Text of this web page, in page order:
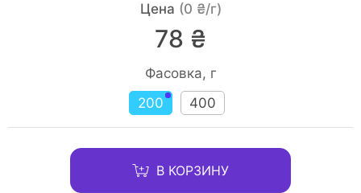
Цена (0 ₴/г)
78 ₴
Фасовка, г
200
400
В КОРЗИНУ